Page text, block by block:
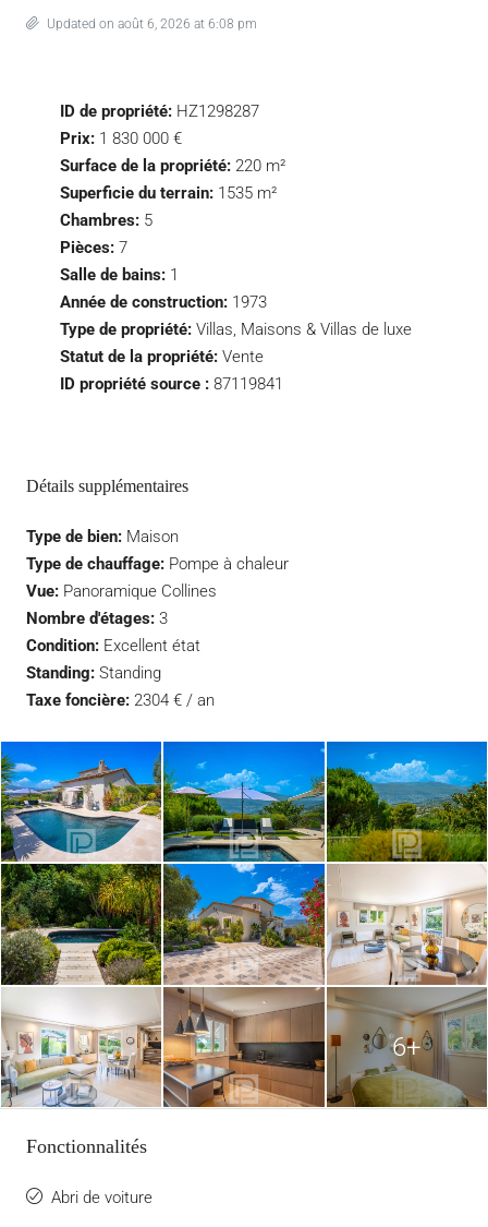
Updated on août 6, 2026 at 6:08 pm
ID de propriété: HZ1298287
Prix: 1 830 000 €
Surface de la propriété: 220 m²
Superficie du terrain: 1535 m²
Chambres: 5
Pièces: 7
Salle de bains: 1
Année de construction: 1973
Type de propriété: Villas, Maisons & Villas de luxe
Statut de la propriété: Vente
ID propriété source : 87119841
Détails supplémentaires
Type de bien: Maison
Type de chauffage: Pompe à chaleur
Vue: Panoramique Collines
Nombre d'étages: 3
Condition: Excellent état
Standing: Standing
Taxe foncière: 2304 € / an
6+
Fonctionnalités
Abri de voiture